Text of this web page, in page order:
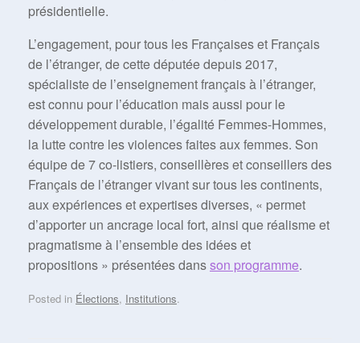
présidentielle.
L’engagement, pour tous les Françaises et Français
de l’étranger, de cette députée depuis 2017,
spécialiste de l’enseignement français à l’étranger,
est connu pour l’éducation mais aussi pour le
développement durable, l’égalité Femmes-Hommes,
la lutte contre les violences faites aux femmes. Son
équipe de 7 co-listiers, conseillères et conseillers des
Français de l’étranger vivant sur tous les continents,
aux expériences et expertises diverses, « permet
d’apporter un ancrage local fort, ainsi que réalisme et
pragmatisme à l’ensemble des idées et
propositions » présentées dansson programme.
Posted in Élections, Institutions.